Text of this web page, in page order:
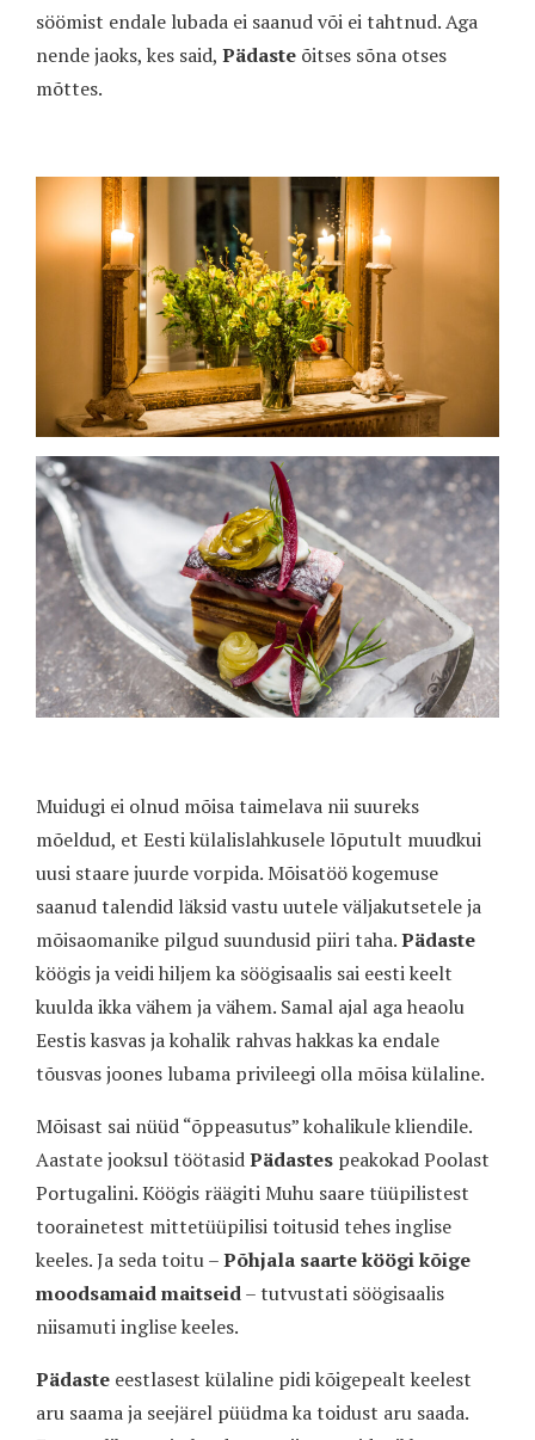
söömist endale lubada ei saanud või ei tahtnud. Aga
nende jaoks, kes said, Pädaste õitses sõna otses
mõttes.
Muidugi ei olnud mõisa taimelava nii suureks
mõeldud, et Eesti külalislahkusele lõputult muudkui
uusi staare juurde vorpida. Mõisatöö kogemuse
saanud talendid läksid vastu uutele väljakutsetele ja
mõisaomanike pilgud suundusid piiri taha.Pädaste
köögis ja veidi hiljem ka söögisaalis sai eesti keelt
kuulda ikka vähem ja vähem. Samal ajal aga heaolu
Eestis kasvas ja kohalik rahvas hakkas ka endale
tõusvas joones lubama privileegi olla mõisa külaline.
Mõisast sai nüüd “õppeasutus” kohalikule kliendile.
Aastate jooksul töötasidPädastes peakokad Poolast
Portugalini. Köögis räägiti Muhu saare tüüpilistest
toorainetest mittetüüpilisi toitusid tehes inglise
keeles. Ja seda toitu –Põhjala saarte köögi kõige
moodsamaid maitseid– tutvustati söögisaalis
niisamuti inglise keeles.
Pädaste eestlasest külaline pidi kõigepealt keelest
aru saama ja seejärel püüdma ka toidust aru saada.